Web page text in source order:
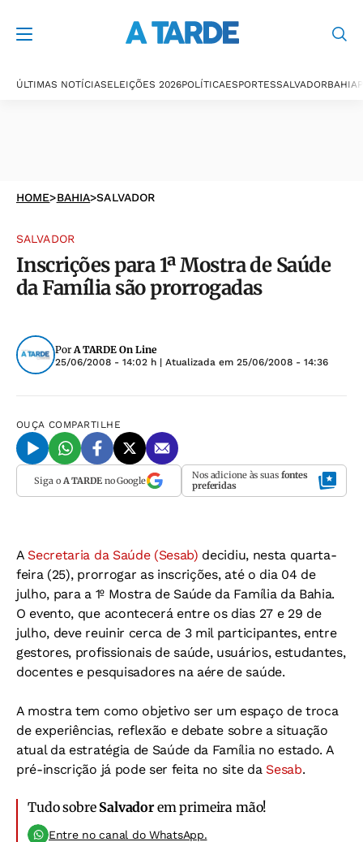
ÚLTIMAS NOTÍCIASELEIÇÕES 2026POLÍTICAESPORTESSALVADORBAHIA
HOME>BAHIA>SALVADOR
SALVADOR
Inscrições para 1ª Mostra de Saúde
da Família são prorrogadas
PorA TARDE On Line
25/06/2008 - 14:02 h | Atualizada em 25/06/2008 - 14:36
OUÇA COMPARTILHE
Siga o A TARDEno Google Nos adicione às suas fontes
preferidas
A Secretaria da Saúde (Sesab) decidiu, nesta quarta-
feira (25), prorrogar as inscrições, até o dia 04 de
julho, para a 1º Mostra de Saúde da Família da Bahia.
O evento, que acontecerá entre os dias 27 e 29 de
julho, deve reuinir cerca de 3 mil participantes, entre
gestores, profissionais de saúde, usuários, estudantes,
docentes e pesquisadores na aére de saúde.
A mostra tem como objetivo ser um espaço de troca
de experiências, reflexão e debate sobre a situação
atual da estratégia de Saúde da Família no estado. A
pré-inscrição já pode ser feita no site da Sesab.
Tudo sobre Salvadorem primeira mão!
Entre no canal do WhatsApp.